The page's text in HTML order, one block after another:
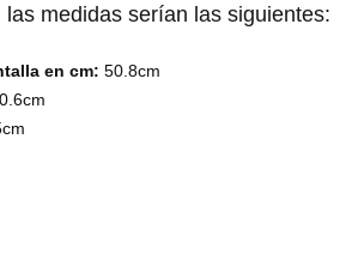
medidas serían las siguientes:
en cm: 50.8cm